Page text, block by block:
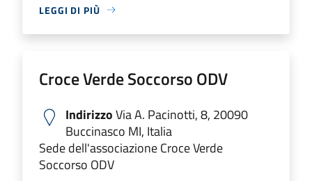
LEGGI DI PIÙ
Croce Verde Soccorso ODV
IndirizzoVia A. Pacinotti, 8, 20090
Buccinasco MI, Italia
Sede dell'associazione Croce Verde
Soccorso ODV